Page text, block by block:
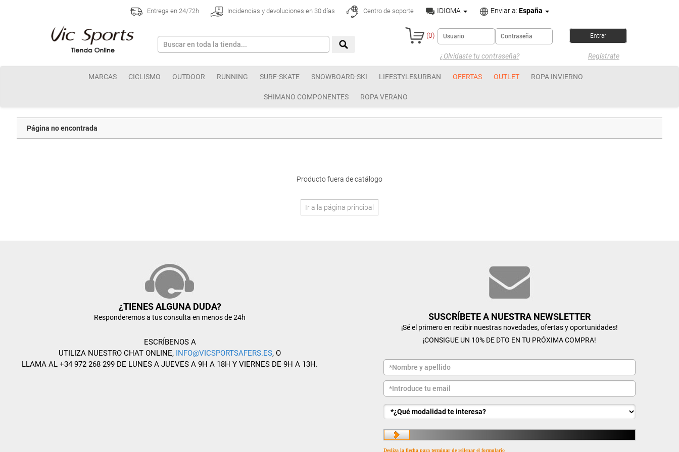
Entrega en 24/72h Incidencias y devoluciones en 30 días Centro de soporte IDIOMA Enviar a: España
(0)
¿Olvidaste tu contraseña? Regístrate
MARCAS CICLISMO OUTDOOR RUNNING SURF-SKATE SNOWBOARD-SKI LIFESTYLE&URBAN OFERTAS OUTLET ROPA INVIERNO
SHIMANO COMPONENTES ROPA VERANO
Página no encontrada
Producto fuera de catálogo
Ir a la página principal
¿TIENES ALGUNA DUDA?
Responderemos a tus consulta en menos de 24h
ESCRÍBENOS A
UTILIZA NUESTRO CHAT ONLINE, INFO@VICSPORTSAFERS.ES, O
LLAMA AL +34 972 268 299 DE LUNES A JUEVES A 9H A 18H Y VIERNES DE 9H A 13H.
SUSCRÍBETE A NUESTRA NEWSLETTER
¡Sé el primero en recibir nuestras novedades, ofertas y oportunidades!
¡CONSIGUE UN 10% DE DTO EN TU PRÓXIMA COMPRA!
Desliza la flecha para terminar de rellenar el formulario